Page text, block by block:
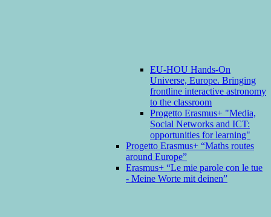
EU-HOU Hands-On
Universe, Europe. Bringing
frontline interactive astronomy
to the classroom
Progetto Erasmus+ "Media,
Social Networks and ICT:
opportunities for learning"
Progetto Erasmus+ “Maths routes
around Europe”
Erasmus+ “Le mie parole con le tue
- Meine Worte mit deinen”